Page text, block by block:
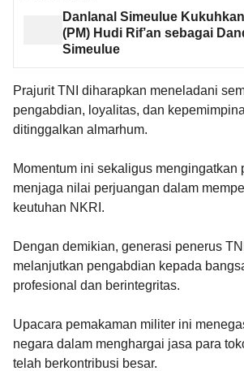
Danlanal Simeulue
(PM) Hudi Rif’an sebagai
Simeulue
Prajurit TNI diharapkan meneladani
pengabdian, loyalitas, dan
ditinggalkan almarhum.
Momentum ini sekaligus mengingatkan
menjaga nilai perjuangan dalam
keutuhan NKRI.
Dengan demikian, generasi penerus
melanjutkan pengabdian kepada
profesional dan berintegritas.
Upacara pemakaman militer ini
negara dalam menghargai jasa para
telah berkontribusi besar.